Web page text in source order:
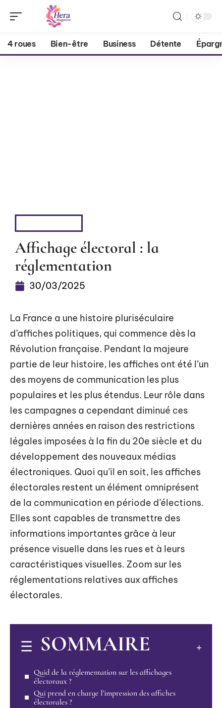
4 roues Bien-être Business Détente
Affichage électoral : la
réglementation
30/03/2025
La France a une histoire pluriséculaire
d’affiches politiques, qui commence dès la
Révolution française. Pendant la majeure
partie de leur histoire, les affiches ont été l’un
des moyens de communication les plus
populaires et les plus étendus. Leur rôle dans
les campagnes a cependant diminué ces
dernières années en raison des restrictions
légales imposées à la fin du 20e siècle et du
développement des nouveaux médias
électroniques. Quoi qu’il en soit, les affiches
électorales restent un élément omniprésent
de la communication en période d’élections.
Elles sont capables de transmettre des
informations importantes grâce à leur
présence visuelle dans les rues et à leurs
caractéristiques visuelles. Zoom sur les
réglementations relatives aux affiches
électorales.
SOMMAIRE
Quid de la réglementation sur les affichages
électoraux ?
Qui prend en charge l’impression des affiches
électorales ?